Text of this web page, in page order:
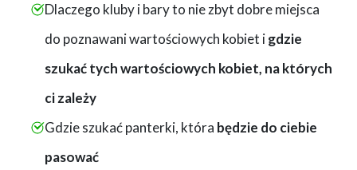
Dlaczego kluby i bary to nie zbyt dobre miejsca
do poznawani wartościowych kobiet igdzie
szukać tych wartościowych kobiet, na których
ci zależy
Gdzie szukać panterki, która będzie do ciebie
pasować